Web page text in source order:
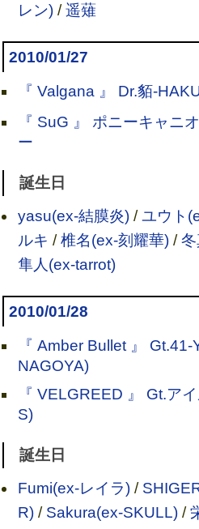
レン)/遥薙
2010/01/27
『 Valgana 』 Dr.貊-
『 SuG 』 ポニーキャニ
ー
誕生日
yasu(ex-結膜炎)/ユウト
ルキ /椎名(ex-刻耀華)/
隼人(ex-tarrot)
2010/01/28
『 Amber Bullet 』
NAGOYA)
『 VELGREED 』 Gt.ア
S)
誕生日
Fumi(ex-レイラ)/
R)/ Sakura(ex-SKULL)/